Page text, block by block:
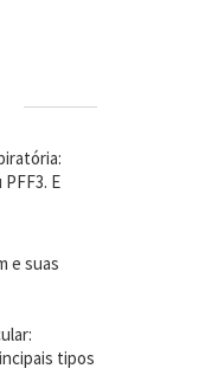
PFF3. E
e suas
tipos